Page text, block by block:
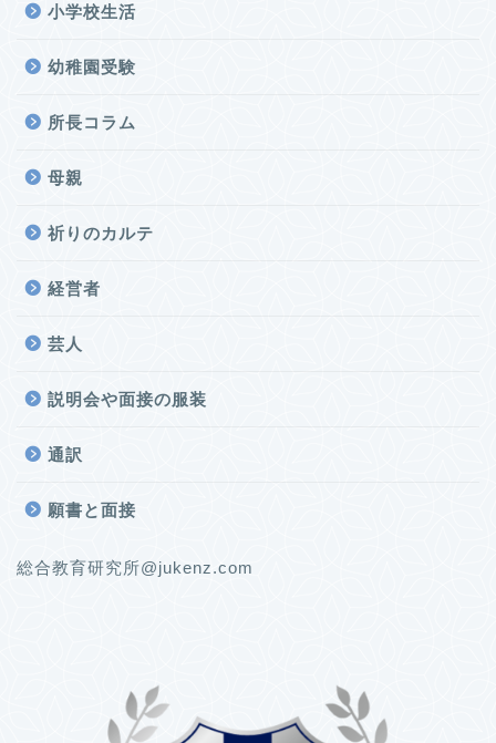
小学校生活
幼稚園受験
所長コラム
母親
祈りのカルテ
経営者
芸人
説明会や面接の服装
通訳
願書と面接
総合教育研究所@jukenz.com